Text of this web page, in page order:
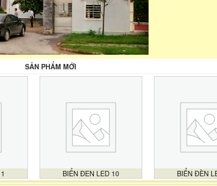
SẢN PHẨM MỚI
BIỂN ĐEN LED 10 BIỂN ĐÈN